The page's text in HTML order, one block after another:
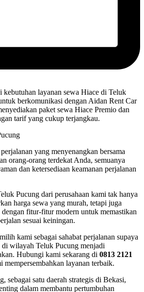
layanan sewa Hiace di Teluk
berkomunikasi dengan Aidan Rent Car
paket sewa Hiace Premio dan
tarif yang cukup terjangkau.
yang menyenangkan bersama
orang-orang terdekat Anda, semuanya
dan ketersediaan keamanan perjalanan
Pucung dari perusahaan kami tak hanya
harga sewa yang murah, tetapi juga
fitur-fitur modern untuk memastikan
sesuai keiningan.
kami sebagai sahabat perjalanan supaya
di wilayah Teluk Pucung menjadi
Hubungi kami sekarang di 0813 2121
mempersembahkan layanan terbaik.
sebagai satu daerah strategis di Bekasi,
dalam membantu pertumbuhan